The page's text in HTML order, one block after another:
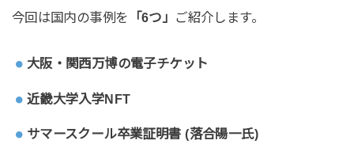
今回は国内の事例を 「6つ」 ご紹介します。
大阪・関西万博の電子チケット
近畿大学入学NFT
サマースクール卒業証明書 (落合陽一氏)